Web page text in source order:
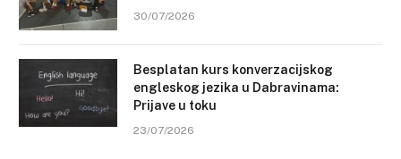
30/07/2026
Besplatan kurs konverzacijskog
engleskog jezika u Dabravinama:
Prijave u toku
23/07/2026